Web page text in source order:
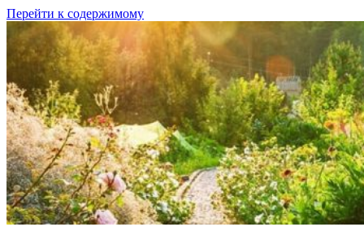
Перейти к содержимому